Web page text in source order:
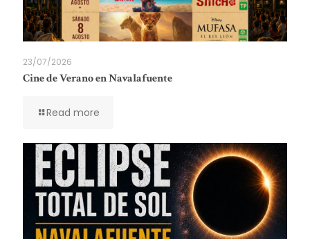
23/07/2026
Cine de Verano en Navalafuente
Read more